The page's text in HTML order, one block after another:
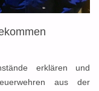
erklären und
aus der